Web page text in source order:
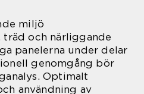
miljö
träd och närliggande
panelerna under delar
genomgång bör
Optimalt
användning av